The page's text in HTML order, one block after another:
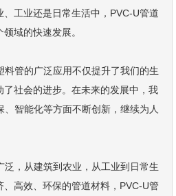
工业还是日常生活中，PVC-U管道
域的快速发展。
料管的广泛应用不仅提升了我们的生
社会的进步。在未来的发展中，我
智能化等方面不断创新，继续为人
泛，从建筑到农业，从工业到日常生
高效、环保的管道材料，PVC-U管